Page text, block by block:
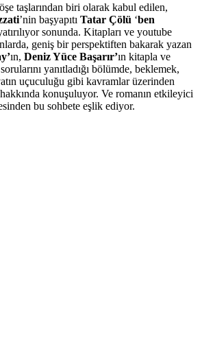
taşlarından biri olarak kabul edilen,
’nin başyapıtı Tatar Çölü ‘ben
sonunda. Kitapları ve youtube
geniş bir perspektiften bakarak yazan
ın, Deniz Yüce Başarır’ın kitapla ve
yanıtladığı bölümde, beklemek,
uçuculuğu gibi kavramlar üzerinden
konuşuluyor. Ve romanın etkileyici
bu sohbete eşlik ediyor.